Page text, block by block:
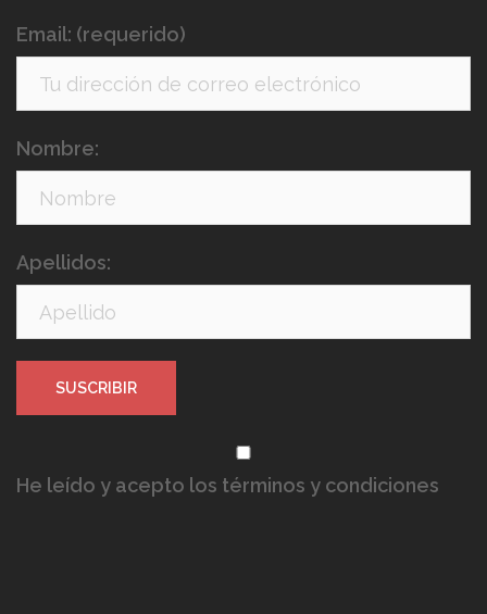
Email: (requerido)
Nombre:
Apellidos:
He leído y acepto los términos y condiciones